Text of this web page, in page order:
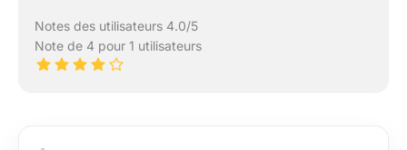
Notes des utilisateurs 4.0/5
Note de 4 pour 1 utilisateurs